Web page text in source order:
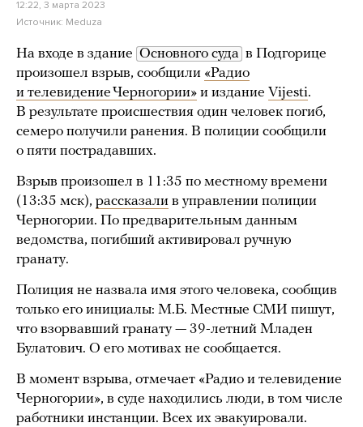
12:22, 3 марта 2023
Источник: Meduza
На входе в здание Основного суда в Подгорице
произошел взрыв, сообщили «Радио
и телевидение Черногории» и издание Vijesti.
В результате происшествия один человек погиб,
семеро получили ранения. В полиции сообщили
о пяти пострадавших.
Взрыв произошел в 11:35 по местному времени
(13:35 мск), рассказали в управлении полиции
Черногории. По предварительным данным
ведомства, погибший активировал ручную
гранату.
Полиция не назвала имя этого человека, сообщив
только его инициалы: М.Б. Местные СМИ пишут,
что взорвавший гранату — 39-летний Младен
Булатович. О его мотивах не сообщается.
В момент взрыва, отмечает «Радио и телевидение
Черногории», в суде находились люди, в том числе
работники инстанции. Всех их эвакуировали.